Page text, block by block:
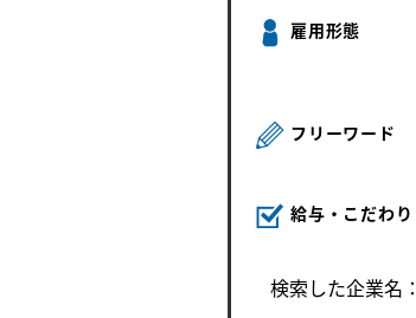
雇用形態
フリーワード
給与・こだわり
検索した企業名：